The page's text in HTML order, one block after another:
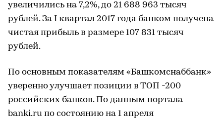
увеличились на 7,2%, до 21 688 963 тысяч
рублей. За I квартал 2017 года банком получена
чистая прибыль в размере 107 831 тысяч
рублей.
По основным показателям «Башкомснаббанк»
уверенно улучшает позиции в ТОП -200
российских банков. По данным портала
banki.ru по состоянию на 1 апреля